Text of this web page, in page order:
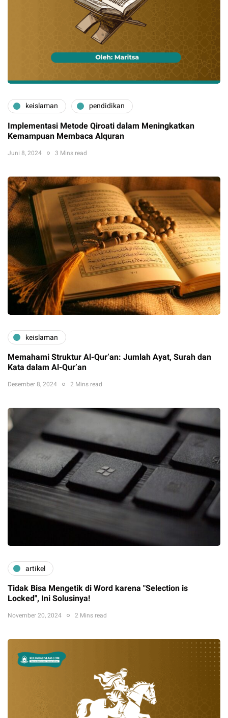
keislaman pendidikan
Implementasi Metode Qiroati dalam Meningkatkan
Kemampuan Membaca Alquran
Juni 8, 2024 3 Mins read
keislaman
Memahami Struktur Al-Qur’an: Jumlah Ayat, Surah dan
Kata dalam Al-Qur’an
Desember 8, 2024 2 Mins read
artikel
Tidak Bisa Mengetik di Word karena "Selection is
Locked", Ini Solusinya!
November 20, 2024 2 Mins read